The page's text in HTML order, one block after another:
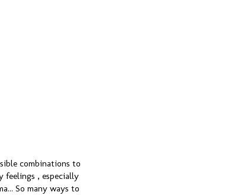
combinations to
feelings , especially
So many ways to